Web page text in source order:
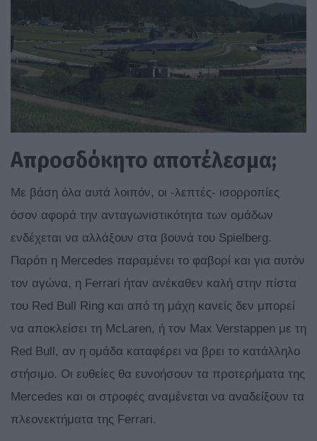
Απροσδόκητο αποτέλεσμα;
Με βάση όλα αυτά λοιπόν, οι -λεπτές- ισορροπίες
όσον αφορά την ανταγωνιστικότητα των ομάδων
ενδέχεται να αλλάξουν στα βουνά του Spielberg.
Παρότι η Mercedes παραμένει το φαβορί και για αυτόν
τον αγώνα, η Ferrari ήταν ανέκαθεν καλή στην πίστα
του Red Bull Ring και από τη μάχη κανείς δεν μπορεί
να αποκλείσει τη McLaren, ή τον Max Verstappen με τη
Red Bull, αν η ομάδα καταφέρει να βρει το κατάλληλο
στήσιμο. Οι ευθείες θα ευνοήσουν τα προτερήματα της
Mercedes και οι στροφές αναμένεται να αναδείξουν τα
πλεονεκτήματα της Ferrari.